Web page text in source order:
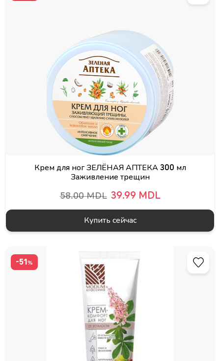
Крем для ног ЗЕЛЁНАЯ АПТЕКА 300 мл
Заживление трещин
58.00 MDL 39.99 MDL
Купить сейчас
-51 %